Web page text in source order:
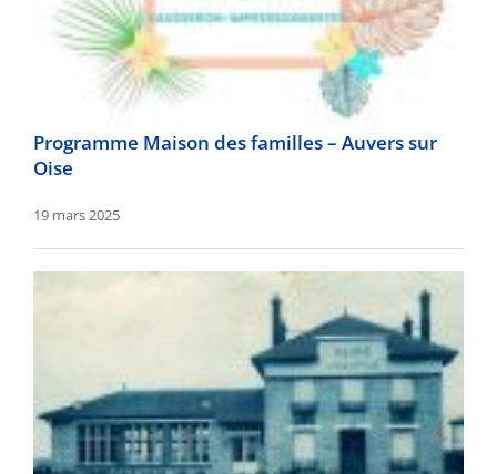
Programme Maison des familles – Auvers sur
Oise
19 mars 2025